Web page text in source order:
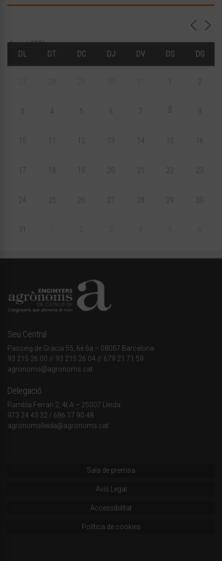
Agost 2026
DL
DT DC DJ DV DS DG
1 2
3 4 5 6 7 8 9
10 11 12 13 14 15 16
17 18 19 20 21 22 23
24 25 26 27 28 29 30
31
Seu Central
Passeig de Gràcia 55, 6è 6a – 08007 Barcelona
93 215 26 00 // 93 215 26 04 // 679 21 71 59
agronoms@agronoms.cat
Delegació
Rambla Ferran 2, 4t A – 25007 Lleida
973 24 43 32 / 686 17 90 48
agronomslleida@agronoms.cat
Sala de premsa
Avís Legal
Accessibilitat
Política de cookies